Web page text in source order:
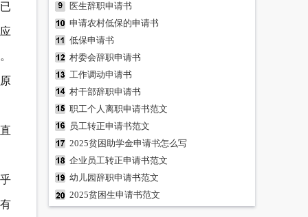
医生辞职申请书
申请农村低保的申请书
低保申请书
村委会辞职申请书
工作调动申请书
村干部辞职申请书
职工个人离职申请书范文
员工转正申请书范文
2025贫困助学金申请书怎么写
企业员工转正申请书范文
幼儿园辞职申请书范文
2025贫困生申请书范文